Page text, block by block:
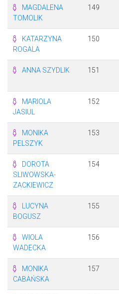
MAGDALENA
TOMOLIK
149
KATARZYNA
ROGALA
150
ANNA SZYDLIK 151
MARIOLA
JASIUL
152
MONIKA
PELSZYK
153
DOROTA
SLIWOWSKA-
ZACKIEWICZ
154
LUCYNA
BOGUSZ
155
WIOLA
WADECKA
156
MONIKA
CABAŃSKA
157